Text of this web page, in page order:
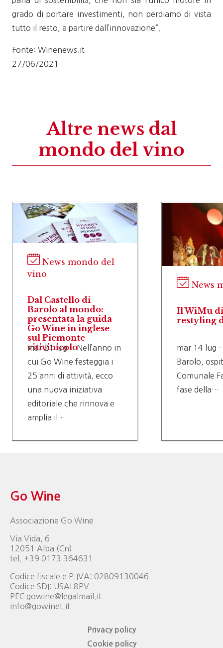
grado di portare investimenti, non perdiamo di vista
tutto il resto, a partire dall’innovazione”.
Fonte: Winenews.it
27/06/2021
Altre news dal
mondo del vino
News mondo del
vino
Dal Castello di
Barolo al mondo:
presentata la guida
Go Wine in inglese
sul Piemonte
vitivinicolo
mar 21 lug – Nell’anno in
cui Go Wine festeggia i
25 anni di attività, ecco
una nuova iniziativa
editoriale che rinnova e
amplia il…
News
Il WiMu
restyling
mar 14 lug
Barolo,
Comunale
fase della…
Go Wine
Associazione Go Wine
Via Vida, 6
12051 Alba (Cn)
tel. +39 0173 364631
Codice fiscale e P.IVA: 02809130046
Codice SDI: USAL8PV
PEC gowine@legalmail.it
info@gowinet.it
Privacy policy
Cookie policy